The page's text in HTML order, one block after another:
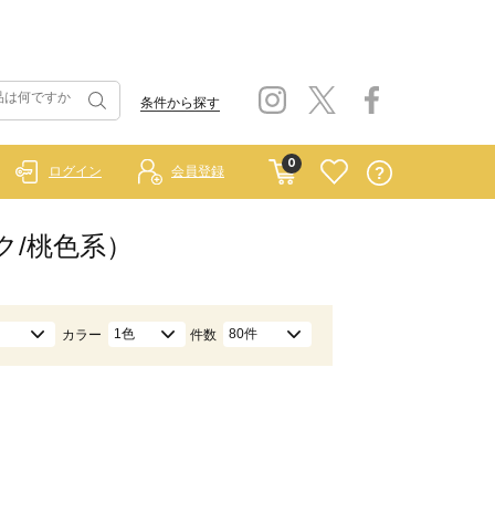
条件から探す
0
ログイン 会員登録
桃色系）
カラー 1色 件数 80件